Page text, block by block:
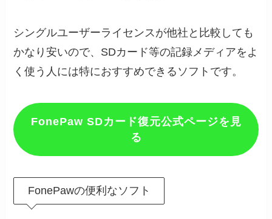
シングルユーザーライセンスが他社と比較しても
かなり安いので、SDカード等の記録メディアをよ
く使う人には特におすすめできるソフトです。
FonePaw SDカード復元公式ページを見
る
FonePawの便利なソフト